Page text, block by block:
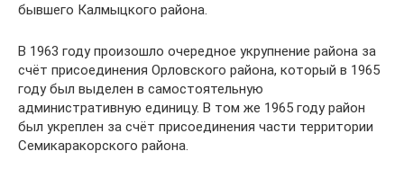
бывшего Калмыцкого района.
В 1963 году произошло очередное укрупнение района за
счёт присоединения Орловского района, который в 1965
году был выделен в самостоятельную
административную единицу. В том же 1965 году район
был укреплен за счёт присоединения части территории
Семикаракорского района.